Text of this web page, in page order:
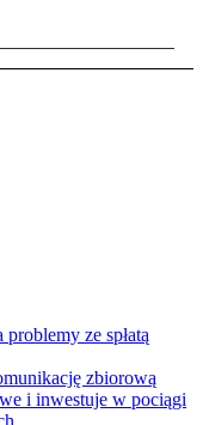
ze spłatą
zbiorową
i inwestuje w pociągi